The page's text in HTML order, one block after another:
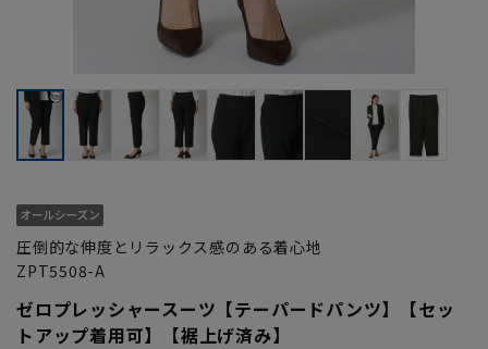
圧倒的な伸度とリラックス感のある着心地
ZPT5508-A
ゼロプレッシャースーツ【テーパードパンツ】【セッ
トアップ着用可】【裾上げ済み】